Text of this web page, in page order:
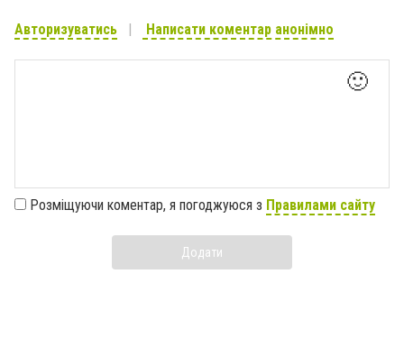
Авторизуватись Написати коментар анонімно
🙂
Розміщуючи коментар, я погоджуюся з Правилами сайту
Додати